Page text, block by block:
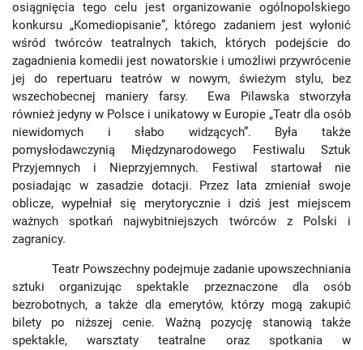
osiągnięcia tego celu jest organizowanie ogólnopolskiego
konkursu „Komediopisanie”, którego zadaniem jest wyłonić
wśród twórców teatralnych takich, których podejście do
zagadnienia komedii jest nowatorskie i umożliwi przywrócenie
jej do repertuaru teatrów w nowym, świeżym stylu, bez
wszechobecnej maniery farsy. Ewa Pilawska stworzyła
również jedyny w Polsce i unikatowy w Europie „Teatr dla osób
niewidomych i słabo widzących”. Była także
pomysłodawczynią Międzynarodowego Festiwalu Sztuk
Przyjemnych i Nieprzyjemnych. Festiwal startował nie
posiadając w zasadzie dotacji. Przez lata zmieniał swoje
oblicze, wypełniał się merytorycznie i dziś jest miejscem
ważnych spotkań najwybitniejszych twórców z Polski i
zagranicy.
Teatr Powszechny podejmuje zadanie upowszechniania
sztuki organizując spektakle przeznaczone dla osób
bezrobotnych, a także dla emerytów, którzy mogą zakupić
bilety po niższej cenie. Ważną pozycję stanowią także
spektakle, warsztaty teatralne oraz spotkania w